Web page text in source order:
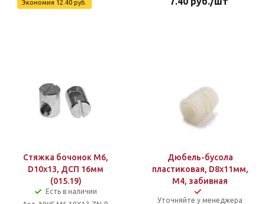
Экономия 12.40 руб.
Стяжка бочонок М6,
D10х13, ДСП 16мм
(015.19)
Есть в наличии
Дюбель-бусола
пластиковая, D8x11мм,
М4, забивная
Уточняйте у менеджера